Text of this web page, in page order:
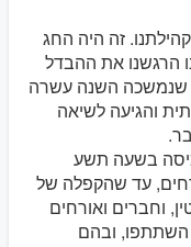
לקהילתנו. זה היה החג
מאז 2023, וכולנו הרגשנו את ההבדל
שנמשכה השנה עשרה
והגיעה לשיאה
בשעה תשע
עד שהקפלה של
וחברים ואורחים
השתתפו, ובהם